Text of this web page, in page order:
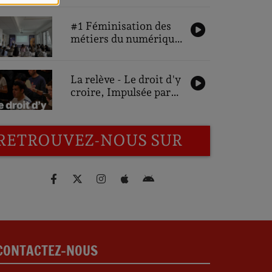
#1 Féminisation des
métiers du numérique,
des participantes
La relève - Le droit d'y
croire, Impulsée par
NOUS SUR
NOUS